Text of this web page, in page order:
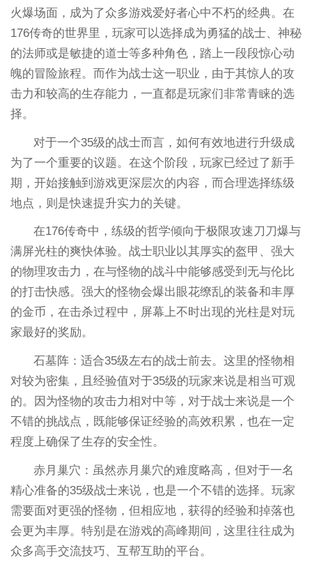
火爆场面，成为了众多游戏爱好者心中不朽的经典。在
176传奇的世界里，玩家可以选择成为勇猛的战士、神秘
的法师或是敏捷的道士等多种角色，踏上一段段惊心动
魄的冒险旅程。而作为战士这一职业，由于其惊人的攻
击力和较高的生存能力，一直都是玩家们非常青睐的选
择。
对于一个35级的战士而言，如何有效地进行升级成
为了一个重要的议题。在这个阶段，玩家已经过了新手
期，开始接触到游戏更深层次的内容，而合理选择练级
地点，则是快速提升实力的关键。
在176传奇中，练级的哲学倾向于极限攻速刀刀爆与
满屏光柱的爽快体验。战士职业以其厚实的盔甲、强大
的物理攻击力，在与怪物的战斗中能够感受到无与伦比
的打击快感。强大的怪物会爆出眼花缭乱的装备和丰厚
的金币，在击杀过程中，屏幕上不时出现的光柱是对玩
家最好的奖励。
石墓阵：适合35级左右的战士前去。这里的怪物相
对较为密集，且经验值对于35级的玩家来说是相当可观
的。因为怪物的攻击力相对中等，对于战士来说是一个
不错的挑战点，既能够保证经验的高效积累，也在一定
程度上确保了生存的安全性。
赤月巢穴：虽然赤月巢穴的难度略高，但对于一名
精心准备的35级战士来说，也是一个不错的选择。玩家
需要面对更强的怪物，但相应地，获得的经验和掉落也
会更为丰厚。特别是在游戏的高峰期间，这里往往成为
众多高手交流技巧、互帮互助的平台。